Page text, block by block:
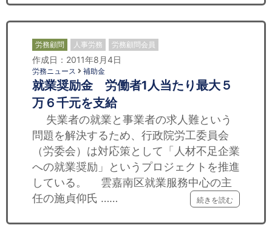
労務顧問 人事労務 労務顧問会員
作成日：2011年8月4日
労務ニュース 補助金
就業奨励金 労働者1人当たり最大５
万６千元を支給
失業者の就業と事業者の求人難という
問題を解決するため、行政院労工委員会
（労委会）は対応策として「人材不足企業
への就業奨励」というプロジェクトを推進
している。 雲嘉南区就業服務中心の主
任の施貞仰氏 ……
続きを読む